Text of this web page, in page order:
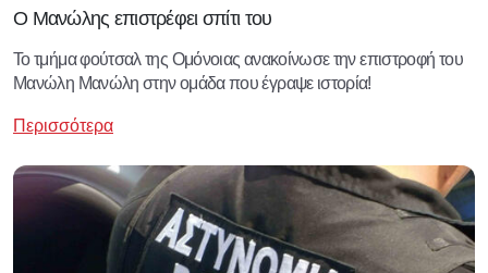
Ο Μανώλης επιστρέφει σπίτι του
Το τμήμα φούτσαλ της Ομόνοιας ανακοίνωσε την επιστροφή του
Μανώλη Μανώλη στην ομάδα που έγραψε ιστορία!
Περισσότερα